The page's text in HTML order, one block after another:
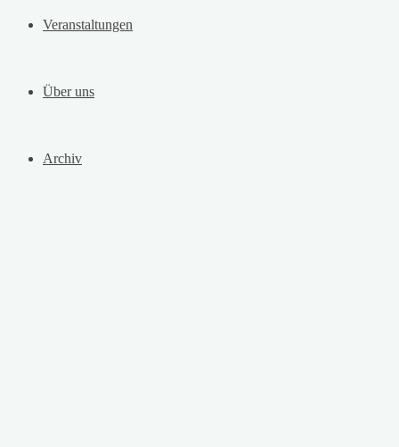
Veranstaltungen
Über uns
Archiv